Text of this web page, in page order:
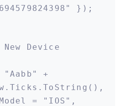
});
Device
+
= "IOS",